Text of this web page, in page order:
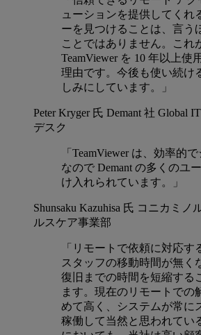
ューションを提供してくれ
ーを見つけることは、言う
ことではありません。これ
TeamViewer を 10 年以上使
理由です。今後も使い続け
しみにしています。」
Peter Kryger 氏 Demant 社 Global
デスク
「TeamViewer は、効率的
なので Demant の多くのユ
け入れられています。」
Shunsaku Kazuhisa 氏 コニカミノ
ルスケア事業部
「リモートで依頼に対応す
スタッフの移動時間が無く
復旧までの時間を短縮する
ます。現在のリモートでの
めて高く、システムが常に
稼働して当然と思われてい